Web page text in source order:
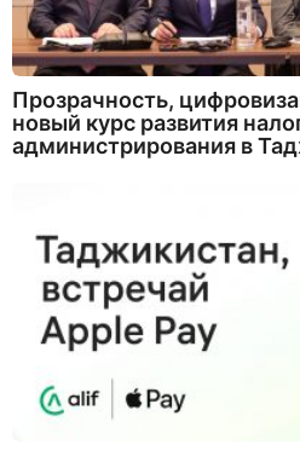
Прозрачность,
новый курс развития
администрирования в